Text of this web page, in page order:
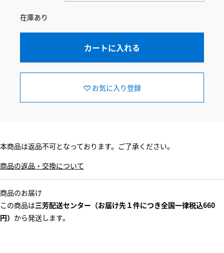
在庫あり
カートに入れる
お気に入り登録
本商品は返品不可となっております。ご了承ください。
商品の返品・交換について
商品のお届け
この商品は三芳配送センター（お届け先１件につき全国一律税込660
円） から発送します。